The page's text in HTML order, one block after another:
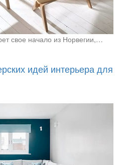
свое начало из Норвегии,…
идей интерьера для